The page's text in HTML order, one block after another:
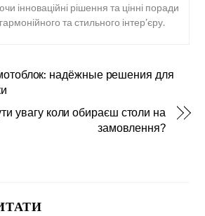
інноваційні рішення та цінні поради
та стильного інтер’єру.
надёжные решения для
увагу коли обираєш столи на
замовлення?